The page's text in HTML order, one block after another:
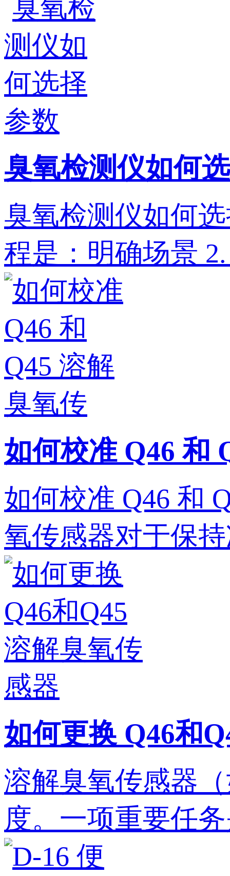
臭氧检测仪如何
臭氧检测仪如何
程是：明确场景‌
如何校准 Q46 和
如何校准 Q46 和
氧传感器对于保
如何更换 Q46和
溶解臭氧传感器
度。一项重要任